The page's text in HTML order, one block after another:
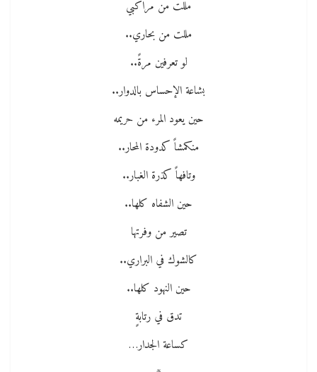
مللت من مراكبي
مللت من بحاري..
لو تعرفين مرةً..
بشاعة الإحساس بالدوار..
حين يعود المرء من حريمه
منكمشاً كدودة المحار..
وتافهاً كذرة الغبار..
حين الشفاه كلها..
تصير من وفرتها
كالشوك في البراري..
حين النهود كلها..
تدق في رتابةٍ
كساعة الجدار…